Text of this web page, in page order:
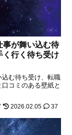
事が舞い込む待
く行く待ち受け
む待ち受け、転職
コミのある壁紙と
2026.02.05 37